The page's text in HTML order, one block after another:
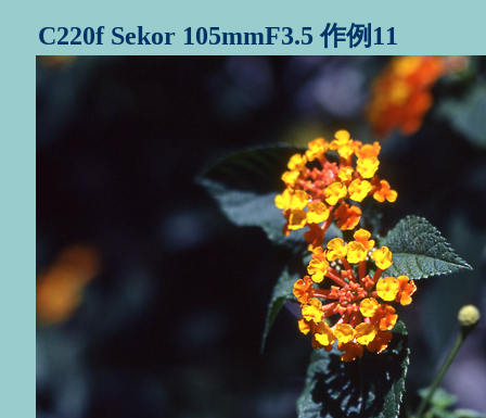
C220f Sekor 105mmF3.5 作例11